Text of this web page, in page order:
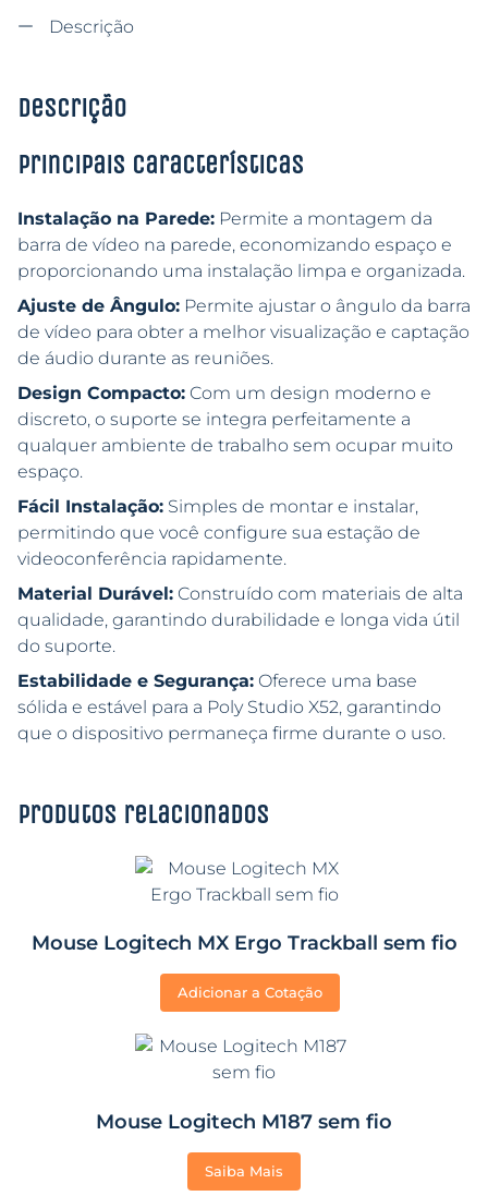
Descrição
Descrição
Principais características
Instalação na Parede: Permite a montagem da
barra de vídeo na parede, economizando espaço e
proporcionando uma instalação limpa e organizada.
Ajuste de Ângulo: Permite ajustar o ângulo da barra
de vídeo para obter a melhor visualização e captação
de áudio durante as reuniões.
Design Compacto: Com um design moderno e
discreto, o suporte se integra perfeitamente a
qualquer ambiente de trabalho sem ocupar muito
espaço.
Fácil Instalação: Simples de montar e instalar,
permitindo que você configure sua estação de
videoconferência rapidamente.
Material Durável: Construído com materiais de alta
qualidade, garantindo durabilidade e longa vida útil
do suporte.
Estabilidade e Segurança: Oferece uma base
sólida e estável para a Poly Studio X52, garantindo
que o dispositivo permaneça firme durante o uso.
Produtos relacionados
Mouse Logitech MX Ergo Trackball sem fio
Adicionar a Cotação
Mouse Logitech M187 sem fio
Saiba Mais